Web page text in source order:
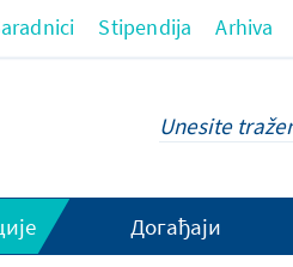
Stipendija Arhiva
Догађаји